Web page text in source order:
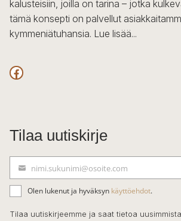
kalusteisiin, joilla on tarina – jotka
tämä konsepti on palvellut
kymmeniätuhansia. Lue lisää...
Facebook
Tilaa uutiskirje
ä
h
k
nimi.sukunimi@osoite.com
Olen lukenut ja hyväksyn käyttöehdot.
Tilaa uutiskirjeemme ja saat tietoa